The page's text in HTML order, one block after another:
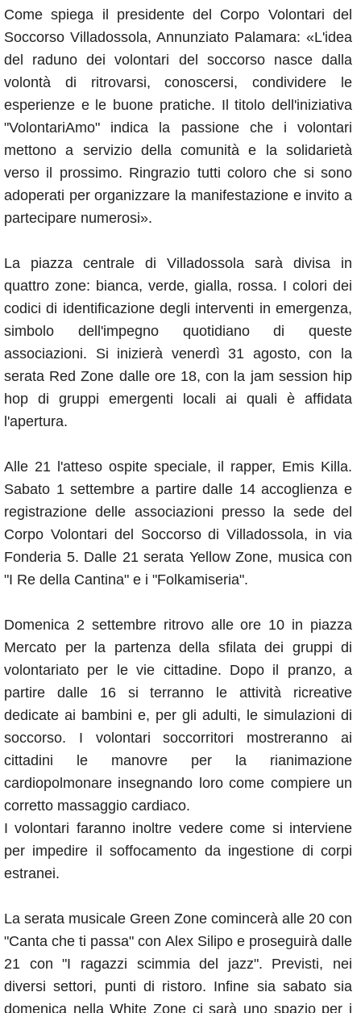
Come spiega il presidente del Corpo Volontari del
Soccorso Villadossola, Annunziato Palamara: «L'idea
del raduno dei volontari del soccorso nasce dalla
volontà di ritrovarsi, conoscersi, condividere le
esperienze e le buone pratiche. Il titolo dell'iniziativa
"VolontariAmo" indica la passione che i volontari
mettono a servizio della comunità e la solidarietà
verso il prossimo. Ringrazio tutti coloro che si sono
adoperati per organizzare la manifestazione e invito a
partecipare numerosi».
La piazza centrale di Villadossola sarà divisa in
quattro zone: bianca, verde, gialla, rossa. I colori dei
codici di identificazione degli interventi in emergenza,
simbolo dell'impegno quotidiano di queste
associazioni. Si inizierà venerdì 31 agosto, con la
serata Red Zone dalle ore 18, con la jam session hip
hop di gruppi emergenti locali ai quali è affidata
l'apertura.
Alle 21 l'atteso ospite speciale, il rapper, Emis Killa.
Sabato 1 settembre a partire dalle 14 accoglienza e
registrazione delle associazioni presso la sede del
Corpo Volontari del Soccorso di Villadossola, in via
Fonderia 5. Dalle 21 serata Yellow Zone, musica con
"I Re della Cantina" e i "Folkamiseria".
Domenica 2 settembre ritrovo alle ore 10 in piazza
Mercato per la partenza della sfilata dei gruppi di
volontariato per le vie cittadine. Dopo il pranzo, a
partire dalle 16 si terranno le attività ricreative
dedicate ai bambini e, per gli adulti, le simulazioni di
soccorso. I volontari soccorritori mostreranno ai
cittadini le manovre per la rianimazione
cardiopolmonare insegnando loro come compiere un
corretto massaggio cardiaco.
I volontari faranno inoltre vedere come si interviene
per impedire il soffocamento da ingestione di corpi
estranei.
La serata musicale Green Zone comincerà alle 20 con
"Canta che ti passa" con Alex Silipo e proseguirà dalle
21 con "I ragazzi scimmia del jazz". Previsti, nei
diversi settori, punti di ristoro. Infine sia sabato sia
domenica nella White Zone ci sarà uno spazio per i